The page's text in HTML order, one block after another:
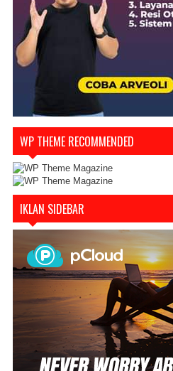
WP THEME RECOMMENDED
IKLAN SIDEBAR